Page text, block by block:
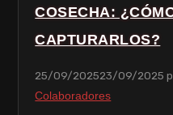
COSECHA:
CAPTURARLOS?
25/09/202523/09/2025
Colaboradores